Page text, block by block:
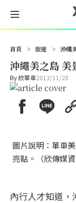
首頁 > 旅遊 > 沖繩
沖繩美之島
By欣單車2013/11/28
圖片說明：單車
亮點。（欣傳媒資
內行人才知道，